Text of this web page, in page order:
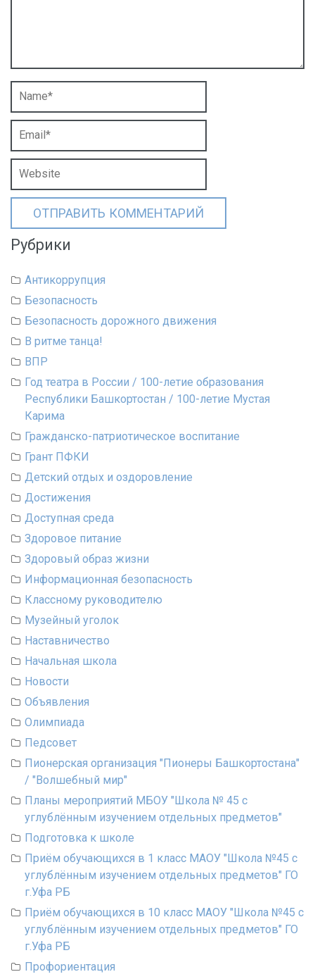
Рубрики
Антикоррупция
Безопасность
Безопасность дорожного движения
В ритме танца!
ВПР
Год театра в России / 100-летие образования
Республики Башкортостан / 100-летие Мустая
Карима
Гражданско-патриотическое воспитание
Грант ПФКИ
Детский отдых и оздоровление
Достижения
Доступная среда
Здоровое питание
Здоровый образ жизни
Информационная безопасность
Классному руководителю
Музейный уголок
Наставничество
Начальная школа
Новости
Объявления
Олимпиада
Педсовет
Пионерская организация "Пионеры Башкортостана"
/ "Волшебный мир"
Планы мероприятий МБОУ "Школа № 45 с
углублённым изучением отдельных предметов"
Подготовка к школе
Приём обучающихся в 1 класс МАОУ "Школа №45 с
углублённым изучением отдельных предметов" ГО
г.Уфа РБ
Приём обучающихся в 10 класс МАОУ "Школа №45 с
углублённым изучением отдельных предметов" ГО
г.Уфа РБ
Профориентация